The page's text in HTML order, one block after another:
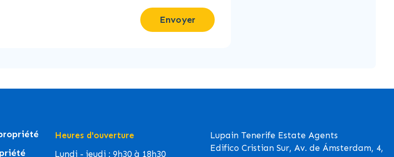
Envoyer
Heures d'ouverture
Lundi - jeudi : 9h30 à 18h30
Lupain Tenerife Estate Agents
Edifico Cristian Sur, Av. de Ámsterdam, 4,